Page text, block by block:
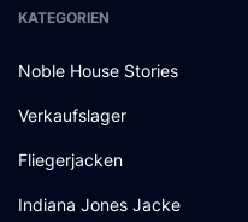
KATEGORIEN
Noble House Stories
Verkaufslager
Fliegerjacken
Indiana Jones Jacke